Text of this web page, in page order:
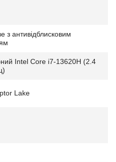
з антивідблисковим
Intel Core i7-13620H (2.4
Lake